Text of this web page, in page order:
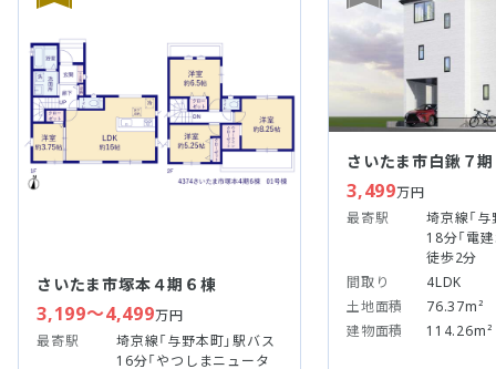
さいたま市塚本４期６棟
3,199～4,499万円
最寄駅
埼京線「与野本町」駅バス
16分「やつしまニュータ
さいたま市白鍬７
3,499万円
最寄駅
埼京線「
18分「電
徒歩2分
間取り
4LDK
土地面積
76.37m²
建物面積
114.26m²